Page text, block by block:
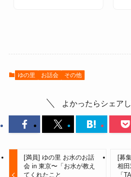
ゆの里 お話会 その他
よかったらシェアし
[満員] ゆの里 お水のお話
会 in 東京〜「お水が教え
てくれたこと
[募
相
「